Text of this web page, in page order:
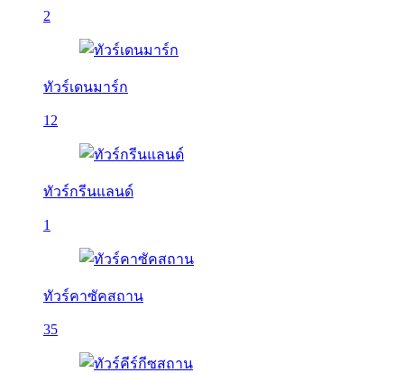
2
ทัวร์เดนมาร์ก
12
ทัวร์กรีนแลนด์
1
ทัวร์คาซัคสถาน
35